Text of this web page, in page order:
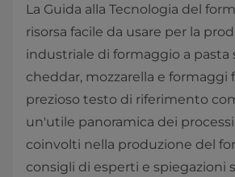
La Guida alla Tecnologia del
risorsa facile da usare per la
industriale di formaggio a pasta
cheddar, mozzarella e formaggi
prezioso testo di riferimento
un'utile panoramica dei
coinvolti nella produzione del
consigli di esperti e spiegazioni